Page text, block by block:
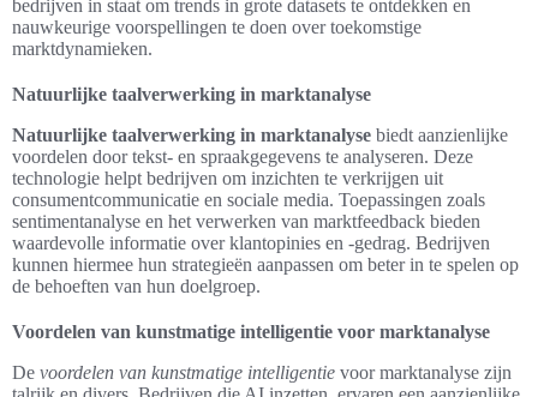
bedrijven in staat om trends in grote datasets te ontdekken en
nauwkeurige voorspellingen te doen over toekomstige
marktdynamieken.
Natuurlijke taalverwerking in marktanalyse
Natuurlijke taalverwerking in marktanalyse biedt aanzienlijke
voordelen door tekst- en spraakgegevens te analyseren. Deze
technologie helpt bedrijven om inzichten te verkrijgen uit
consumentcommunicatie en sociale media. Toepassingen zoals
sentimentanalyse en het verwerken van marktfeedback bieden
waardevolle informatie over klantopinies en -gedrag. Bedrijven
kunnen hiermee hun strategieën aanpassen om beter in te spelen op
de behoeften van hun doelgroep.
Voordelen van kunstmatige intelligentie voor marktanalyse
De voordelen van kunstmatige intelligentie voor marktanalyse zijn